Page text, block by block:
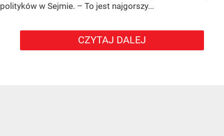
polityków w Sejmie. – To jest najgorszy...
CZYTAJ DALEJ